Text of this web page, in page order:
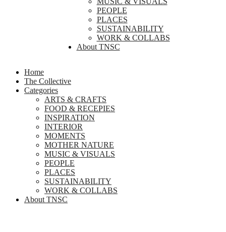
PEOPLE
PLACES
SUSTAINABILITY
WORK & COLLABS
About TNSC
Home
The Collective
Categories
ARTS & CRAFTS
FOOD & RECEPIES
INSPIRATION
INTERIOR
MOMENTS
MOTHER NATURE
MUSIC & VISUALS
PEOPLE
PLACES
SUSTAINABILITY
WORK & COLLABS
About TNSC